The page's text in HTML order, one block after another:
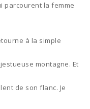
parcourent la femme
à la simple
montagne. Et
de son flanc. Je